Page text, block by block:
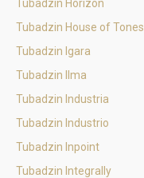
Tubadzin Horizon
Tubadzin House of Tones
Tubadzin Igara
Tubadzin Ilma
Tubadzin Industria
Tubadzin Industrio
Tubadzin Inpoint
Tubadzin Integrally